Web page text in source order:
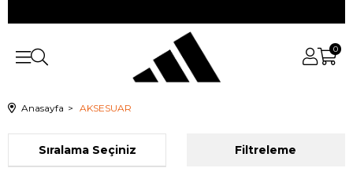
0
Anasayfa AKSESUAR
Filtreleme
Sıralama